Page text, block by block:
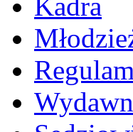
Kadra